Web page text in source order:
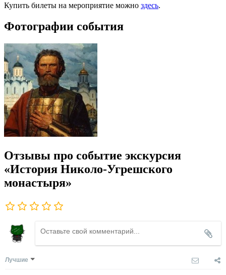
Купить билеты на мероприятие можно здесь.
Фотографии события
Отзывы про событие экскурсия
«История Николо-Угрешского
монастыря»
Лучшие